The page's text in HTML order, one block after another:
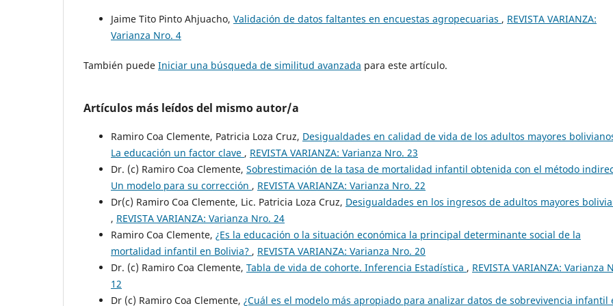
Jaime Tito Pinto Ahjuacho, Validación de datos faltantes en encuestas agropecuarias , REVISTA VARIANZA:
Varianza Nro. 4
También puede Iniciar una búsqueda de similitud avanzada para este artículo.
Artículos más leídos del mismo autor/a
Ramiro Coa Clemente, Patricia Loza Cruz, Desigualdades en calidad de vida de los adultos mayores
La educación un factor clave , REVISTA VARIANZA: Varianza Nro. 23
Dr. (c) Ramiro Coa Clemente, Sobrestimación de la tasa de mortalidad infantil obtenida con el método
Un modelo para su corrección , REVISTA VARIANZA: Varianza Nro. 22
Dr(c) Ramiro Coa Clemente, Lic. Patricia Loza Cruz, Desigualdades en los ingresos de adultos mayores
, REVISTA VARIANZA: Varianza Nro. 24
Ramiro Coa Clemente, ¿Es la educación o la situación económica la principal determinante social de la
mortalidad infantil en Bolivia? , REVISTA VARIANZA: Varianza Nro. 20
Dr. (c) Ramiro Coa Clemente, Tabla de vida de cohorte. Inferencia Estadística , REVISTA VARIANZA: Varianza
12
Dr (c) Ramiro Coa Clemente, ¿Cuál es el modelo más apropiado para analizar datos de sobrevivencia infantil